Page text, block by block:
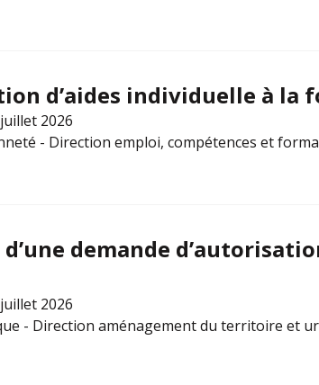
d’aides individuelle à la
2026
- Direction emploi, compétences et
d’une demande
2026
- Direction aménagement du territoire et